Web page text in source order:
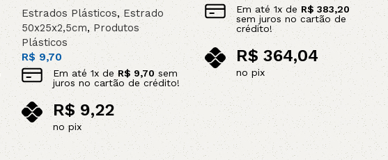
Estrados Plásticos,Estrado
50x25x2,5cm, Produtos
Plásticos
R$9,70
Em até1x deR$ 9,70sem
juros no cartão de crédito!
R$ 9,22
no pix
Adicionar ao carrinho
Em até1x deR$383,20
sem juros no cartão de
crédito!
R$364,04
no pix
Adicionar ao carrinho